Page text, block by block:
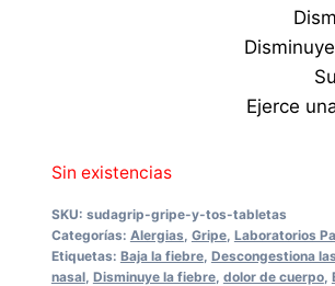
Ejerce
Sin existencias
SKU: sudagrip-gripe-y-tos-tabletas
Categorías: Alergias Gripe, Laboratorios
Etiquetas: Baja la fiebre, Descongestiona
nasal, Disminuye la fiebre, dolor de cuerpo,